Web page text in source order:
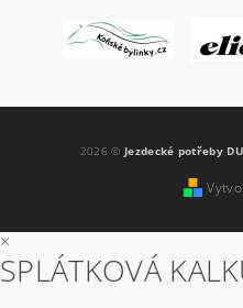
2026 © Jezdecké potřeby
×
SPLÁTKOVÁ